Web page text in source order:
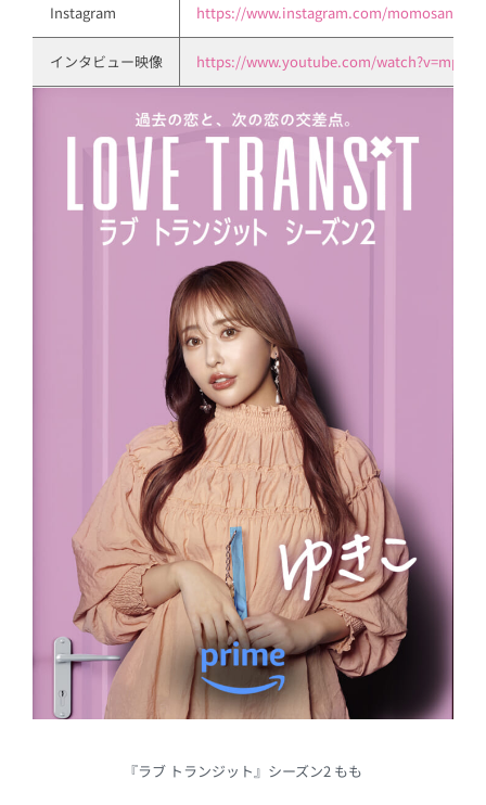
Instagram https://www.instagram.com/
インタビュー映像 https://www.youtube.com/
『ラブ トランジット』シーズン2 もも